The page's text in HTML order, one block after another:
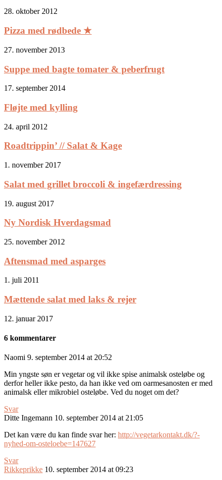
28. oktober 2012
Pizza med rødbede ★
27. november 2013
Suppe med bagte tomater & peberfrugt
17. september 2014
Fløjte med kylling
24. april 2012
Roadtrippin’ // Salat & Kage
1. november 2017
Salat med grillet broccoli & ingefærdressing
19. august 2017
Ny Nordisk Hverdagsmad
25. november 2012
Aftensmad med asparges
1. juli 2011
Mættende salat med laks & rejer
12. januar 2017
6 kommentarer
Naomi 9. september 2014 at 20:52
Min yngste søn er vegetar og vil ikke spise animalsk osteløbe og
derfor heller ikke pesto, da han ikke ved om oarmesanosten er med
animalsk eller mikrobiel osteløbe. Ved du noget om det?
Svar
Ditte Ingemann 10. september 2014 at 21:05
Det kan være du kan finde svar her: http://vegetarkontakt.dk/?-
nyhed-om-osteloebe=147627
Svar
Rikkeprikke 10. september 2014 at 09:23